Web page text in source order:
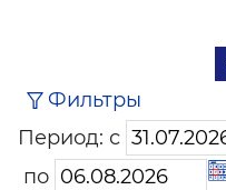
Фильтры
Период: с
по